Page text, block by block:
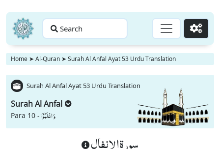
Search Go
Home ➤ Al-Quran ➤ Surah Al Anfal Ayat 53 Urdu Translation
Surah Al Anfal Ayat 53 Urdu Translation
Surah Al Anfal
Para 10 -وَ اعْلَمُوْۤا
سورة الانفال